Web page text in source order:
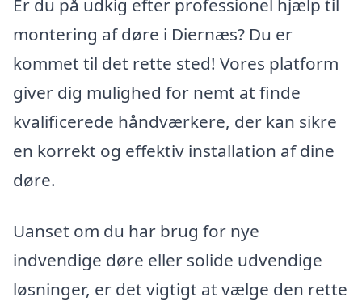
Er du på udkig efter professionel hjælp til
montering af døre i Diernæs? Du er
kommet til det rette sted! Vores platform
giver dig mulighed for nemt at finde
kvalificerede håndværkere, der kan sikre
en korrekt og effektiv installation af dine
døre.
Uanset om du har brug for nye
indvendige døre eller solide udvendige
løsninger, er det vigtigt at vælge den rette